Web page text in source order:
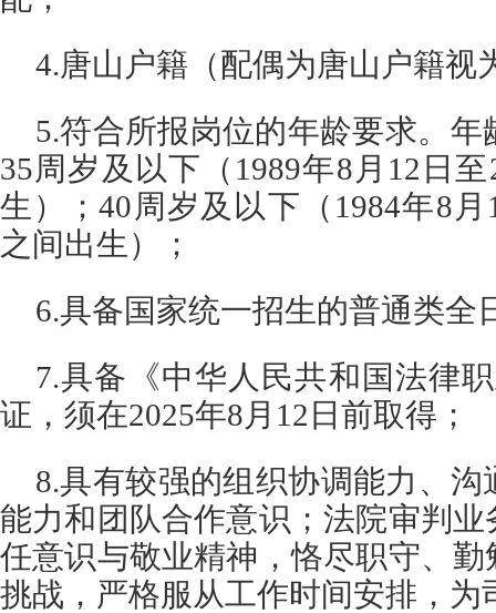
4.唐山户籍（配偶为唐山户籍视
5.符合所报岗位的年龄要求。
35周岁及以下（1989年8月12日
生）；40周岁及以下（1984年8
之间出生）；
6.具备国家统一招生的普通类全
7.具备《中华人民共和国法律
证，须在2025年8月12日前取得；
8.具有较强的组织协调能力、
能力和团队合作意识；法院审判
任意识与敬业精神，恪尽职守、
挑战，严格服从工作时间安排，为